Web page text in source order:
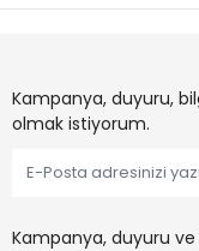
Kampanya, duyuru,
olmak istiyorum.
Kampanya, duyuru